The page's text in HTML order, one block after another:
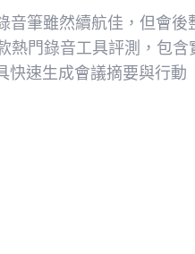
音筆雖然續航佳，但會後
熱門錄音工具評測，包含
快速生成會議摘要與行動